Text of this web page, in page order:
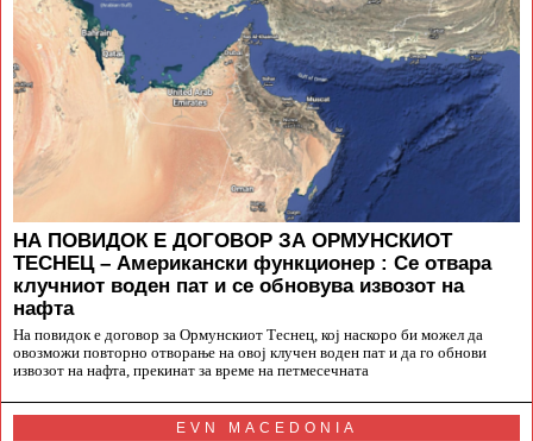
НА ПОВИДОК Е ДОГОВОР ЗА ОРМУНСКИОТ
ТЕСНЕЦ – Американски функционер : Се отвара
клучниот воден пат и се обновува извозот на
нафта
На повидок е договор за Ормунскиот Теснец, кој наскоро би можел да
овозможи повторно отворање на овој клучен воден пат и да го обнови
извозот на нафта, прекинат за време на петмесечната
EVN MACEDONIA